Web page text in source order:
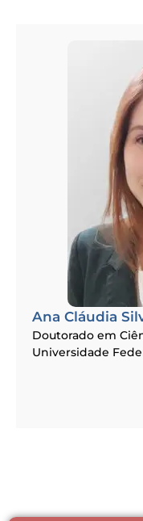
Ana Cláudia
Doutorado em
Universidade